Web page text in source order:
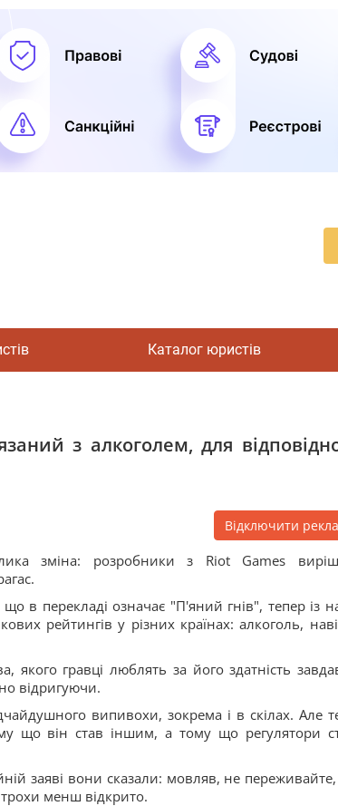
Каталог юристів
з алкоголем, для
Відключити
зміна: розробники з Riot Games
в перекладі означає "П'яний гнів", тепер із
рейтингів у різних країнах: алкоголь,
гравці люблять за його здатність
відригуючи.
випивохи, зокрема і в скілах. Але
що він став іншим, а тому що регулятори
заяві вони сказали: мовляв, не переживайте,
менш відкрито.